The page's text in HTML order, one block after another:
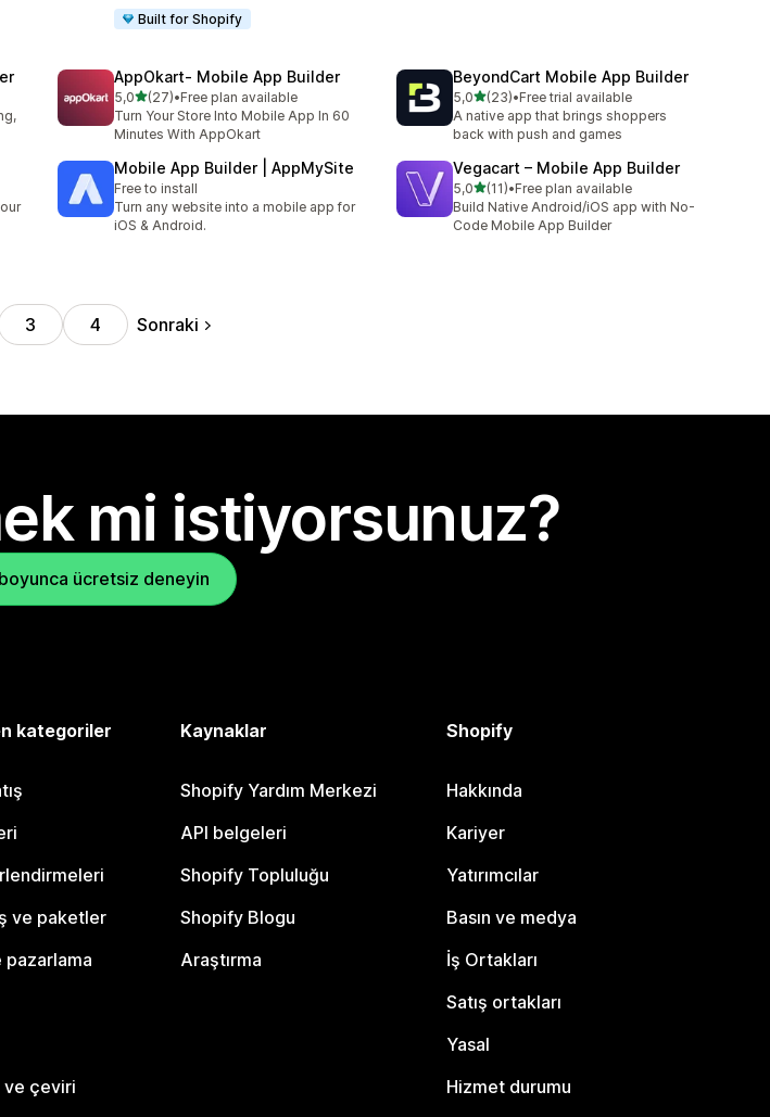
Built for Shopify
AppOkart‑ Mobile App Builder
5,05 yıldız üzerinden
(27)
toplam 27 değerlendirme
•Free plan available
Turn Your Store Into Mobile App In 60
Minutes With AppOkart
BeyondCart Mobile App Builder
5,05 yıldız üzerinden
(23)
toplam 23 değerlendirme
•Free trial available
A native app that brings shoppers
back with push and games
Mobile App Builder | AppMySite
Free to install
Turn any website into a mobile app for
iOS & Android.
Vegacart – Mobile App Builder
5,05 yıldız üzerinden
(11)
toplam 11 değerlendirme
•Free plan available
Build Native Android/iOS app with No-
Code Mobile App Builder
3 4 Sonraki
mi istiyorsunuz?
ücretsiz deneyin
kategoriler
ve paketler
pazarlama
ve çeviri
Kaynaklar
Shopify Yardım Merkezi
API belgeleri
Shopify Topluluğu
Shopify Blogu
Araştırma
Shopify
Hakkında
Kariyer
Yatırımcılar
Basın ve medya
İş Ortakları
Satış ortakları
Yasal
Hizmet durumu